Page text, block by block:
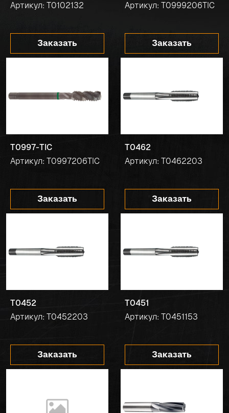
Артикул: T0102132
Заказать
Артикул: T0999206TIC
Заказать
T0997-TIC
Артикул: T0997206TIC
Заказать
T0462
Артикул: T0462203
Заказать
T0452
Артикул: T0452203
Заказать
T0451
Артикул: T0451153
Заказать